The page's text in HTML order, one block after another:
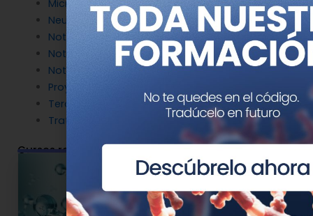
Microbiología molecular
Neurociencia
Noticias de Genotipia
Noticias de investigación
Noticias patrocinadas
Proyectos
Terapia Génica
Tratamientos
Cursos relacionados